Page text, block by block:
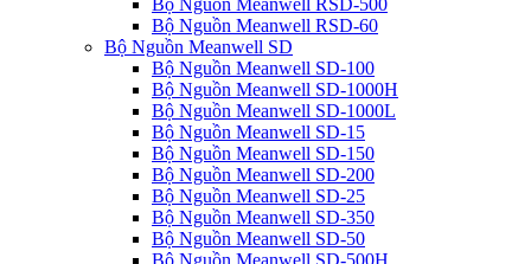
Bộ Nguồn Meanwell RSD-60
Bộ Nguồn Meanwell SD
Bộ Nguồn Meanwell SD-100
Bộ Nguồn Meanwell SD-1000H
Bộ Nguồn Meanwell SD-1000L
Bộ Nguồn Meanwell SD-15
Bộ Nguồn Meanwell SD-150
Bộ Nguồn Meanwell SD-200
Bộ Nguồn Meanwell SD-25
Bộ Nguồn Meanwell SD-350
Bộ Nguồn Meanwell SD-50
Bộ Nguồn Meanwell SD-500H